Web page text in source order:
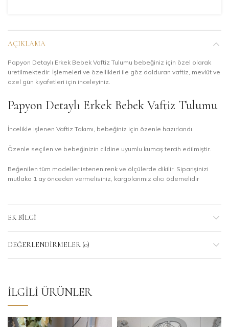
AÇIKLAMA
Papyon Detaylı Erkek Bebek Vaftiz Tulumu bebeğiniz için özel olarak
üretilmektedir. İşlemeleri ve özellikleri ile göz dolduran vaftiz, mevlüt ve
özel gün kıyafetleri için inceleyiniz.
Papyon Detaylı Erkek Bebek Vaftiz Tulumu
İncelikle işlenen Vaftiz Takımı, bebeğiniz için özenle hazırlandı.
Özenle seçilen ve bebeğinizin cildine uyumlu kumaş tercih edilmiştir.
Beğenilen tüm modeller istenen renk ve ölçülerde dikilir. Siparişinizi
mutlaka 1 ay önceden vermelisiniz, kargolarımız alıcı ödemelidir
EK BILGI
DEĞERLENDIRMELER (0)
İLGILI ÜRÜNLER